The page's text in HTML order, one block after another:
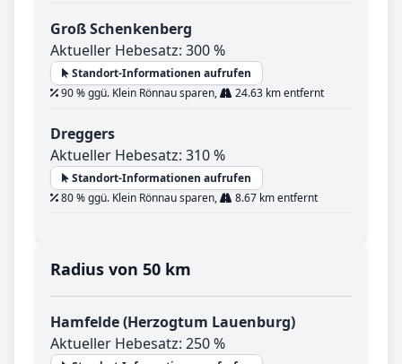
Groß Schenkenberg
Aktueller Hebesatz: 300 %
Standort-Informationen aufrufen
90 % ggü. Klein Rönnau sparen,
24.63 km entfernt
Dreggers
Aktueller Hebesatz: 310 %
Standort-Informationen aufrufen
80 % ggü. Klein Rönnau sparen,
8.67 km entfernt
Radius von 50 km
Hamfelde (Herzogtum Lauenburg)
Aktueller Hebesatz: 250 %